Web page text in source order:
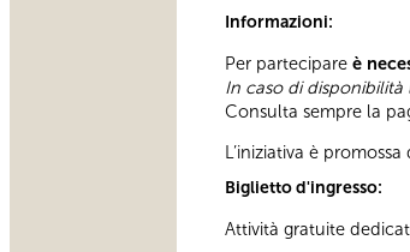
Informazioni:
Per partecipare è
In caso di disponibilità
Consulta sempre la
L’iniziativa è promossa
Biglietto d'ingresso:
Attività gratuite